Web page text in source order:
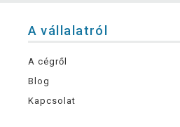
A vállalatról
A cégről
Blog
Kapcsolat